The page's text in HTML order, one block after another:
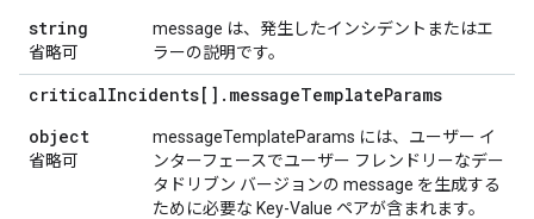
string
省略可
message は、発生したインシデントまたはエ
ラーの説明です。
criticalIncidents[] . messageTemplateParams
object
省略可
messageTemplateParams には、ユーザー イ
ンターフェースでユーザー フレンドリーなデー
タドリブン バージョンの message を生成する
ために必要な Key-Value ペアが含まれます。